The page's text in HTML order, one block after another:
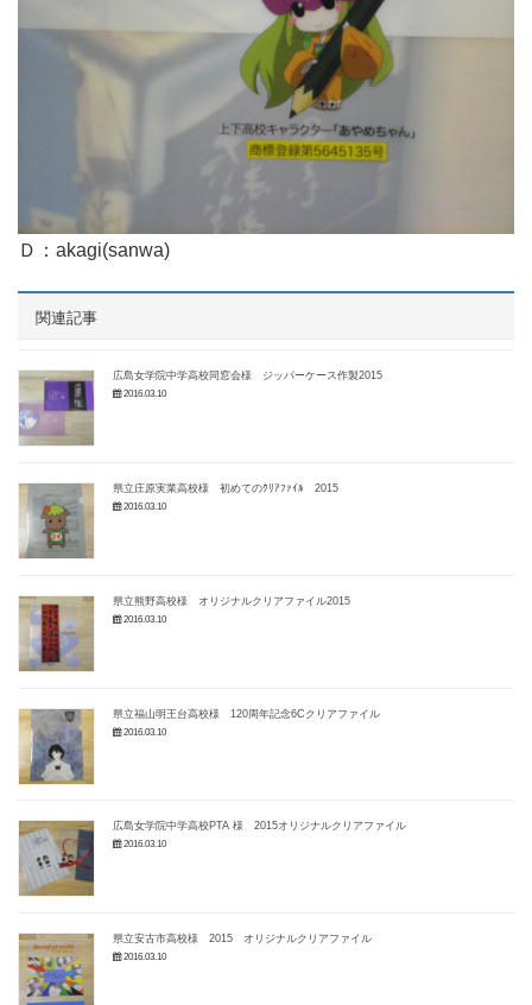
Ｄ：akagi(sanwa)
関連記事
広島女学院中学高校同窓会様 ジッパーケース作製2015
2016.03.10
県立庄原実業高校様 初めてのｸﾘｱﾌｧｲﾙ 2015
2016.03.10
県立熊野高校様 オリジナルクリアファイル2015
2016.03.10
県立福山明王台高校様 120周年記念6Cクリアファイル
2016.03.10
広島女学院中学高校PTA 様 2015オリジナルクリアファイル
2016.03.10
県立安古市高校様 2015 オリジナルクリアファイル
2016.03.10